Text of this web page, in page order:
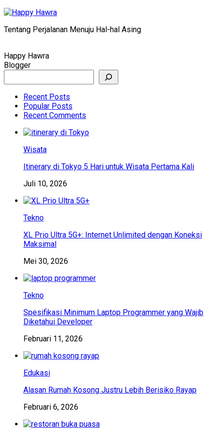
Skip
content
Tentang Perjalanan Menuju Hal-hal Asing
Happy Hawra
Blogger
Recent Posts
Popular Posts
Recent Comments
Wisata
Itinerary di Tokyo 5 Hari untuk Wisata Pertama Kali
Juli 10, 2026
Tekno
XL Prio Ultra 5G+: Internet Unlimited dengan Koneksi
Maksimal
Mei 30, 2026
Tekno
Spesifikasi Minimum Laptop Programmer yang Wajib
Diketahui Developer
Februari 11, 2026
Edukasi
Alasan Rumah Kosong Justru Lebih Berisiko Rayap
Februari 6, 2026